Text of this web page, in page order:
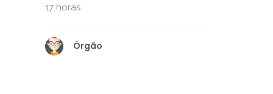
17 horas.
Órgão